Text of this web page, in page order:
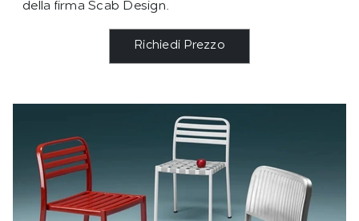
della firma Scab Design.
Richiedi Prezzo